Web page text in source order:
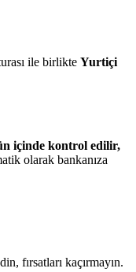
ile birlikte Yurtiçi
içinde kontrol edilir,
olarak bankanıza
fırsatları kaçırmayın.